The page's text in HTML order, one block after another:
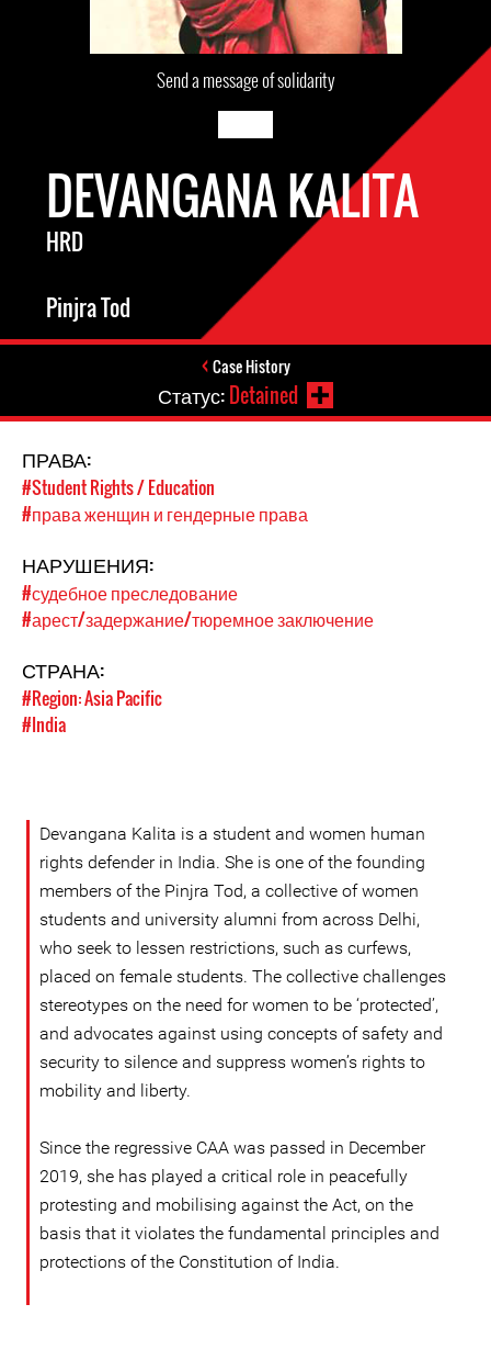
Send a message of solidarity
DEVANGANA KALITA
HRD
Pinjra Tod
Case History
Статус:Detained
ПРАВА:
#Student Rights / Education
#права женщин и гендерные права
НАРУШЕНИЯ:
#судебное преследование
#арест/задержание/тюремное заключение
СТРАНА:
#Region: Asia Pacific
#India
Devangana Kalita is a student and women human
rights defender in India. She is one of the founding
members of the Pinjra Tod, a collective of women
students and university alumni from across Delhi,
who seek to lessen restrictions, such as curfews,
placed on female students. The collective challenges
stereotypes on the need for women to be ‘protected’,
and advocates against using concepts of safety and
security to silence and suppress women’s rights to
mobility and liberty.
Since the regressive CAA was passed in December
2019, she has played a critical role in peacefully
protesting and mobilising against the Act, on the
basis that it violates the fundamental principles and
protections of the Constitution of India.